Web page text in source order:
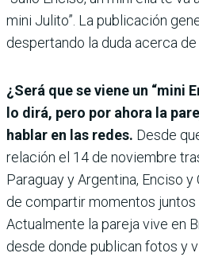
mini Julito”. La publicación
despertando la duda acerca de
¿Será que se viene un “mini
lo dirá, pero por ahora la
hablar en las redes. Desde
relación el 14 de noviembre
Paraguay y Argentina, Enciso y
de compartir momentos juntos
Actualmente la pareja vive en
desde donde publican fotos y